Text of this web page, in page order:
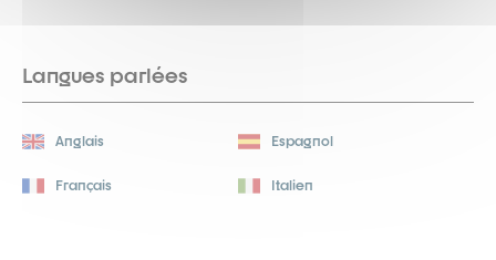
Langues parlées
Anglais Espagnol
Français Italien